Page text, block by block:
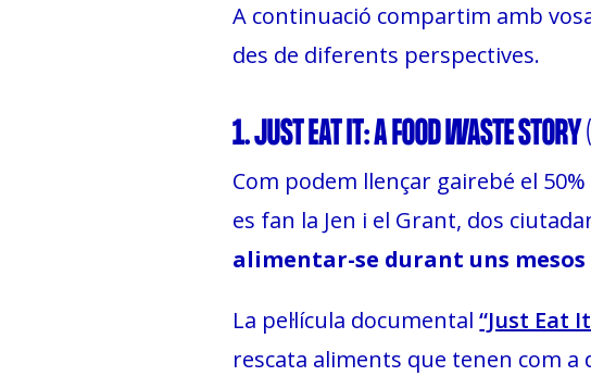
A continuació compartim amb
des de diferents perspectives.
1. JUST EAT IT: A FOOD WASTE
Com podem llençar gairebé el
es fan la Jen i el Grant, dos
alimentar-se durant uns
La pel·lícula documental“Just Eat
rescata aliments que tenen com